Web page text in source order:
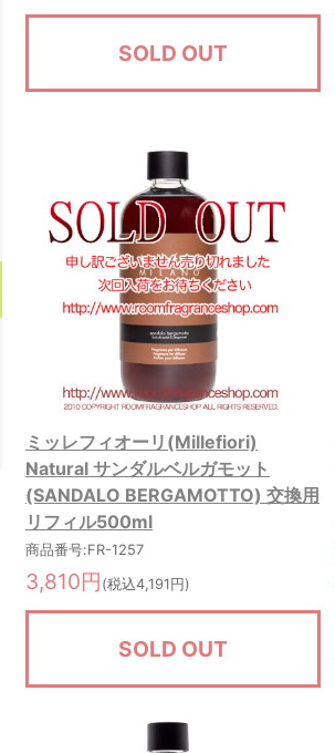
SOLD OUT
ミッレフィオーリ(Millefiori)
Natural サンダルベルガモット
(SANDALO BERGAMOTTO) 交換用
リフィル500ml
商品番号:FR-1257
3,810円 (税込4,191円)
SOLD OUT